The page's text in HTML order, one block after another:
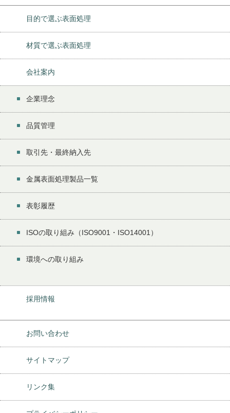
目的で選ぶ表面処理
材質で選ぶ表面処理
会社案内
企業理念
品質管理
取引先・最終納入先
金属表面処理製品一覧
表彰履歴
ISOの取り組み（ISO9001・ISO14001）
環境への取り組み
採用情報
お問い合わせ
サイトマップ
リンク集